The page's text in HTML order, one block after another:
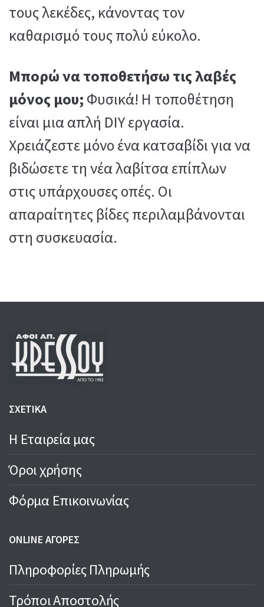
τους λεκέδες, κάνοντας τον
καθαρισμό τους πολύ εύκολο.
Μπορώ να τοποθετήσω τις λαβές
μόνος μου; Φυσικά! Η τοποθέτηση
είναι μια απλή DIY εργασία.
Χρειάζεστε μόνο ένα κατσαβίδι για να
βιδώσετε τη νέα λαβίτσα επίπλων
στις υπάρχουσες οπές. Οι
απαραίτητες βίδες περιλαμβάνονται
στη συσκευασία.
ΣΧΕΤΙΚΑ
Η Εταιρεία μας
Όροι χρήσης
Φόρμα Επικοινωνίας
ONLINE ΑΓΟΡΕΣ
Πληροφορίες Πληρωμής
Τρόποι Αποστολής